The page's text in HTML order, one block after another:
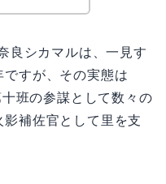
良シカマルは、一見す
すが、その実態は
班の参謀として数々の
補佐官として里を支